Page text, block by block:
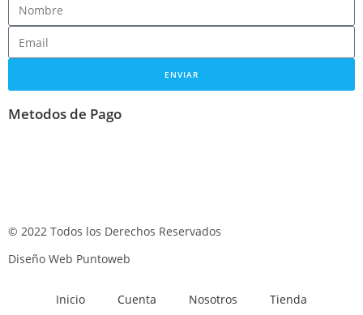
ENVIAR
Metodos de Pago
© 2022 Todos los Derechos Reservados
Diseño Web Puntoweb
Inicio Cuenta Nosotros Tienda